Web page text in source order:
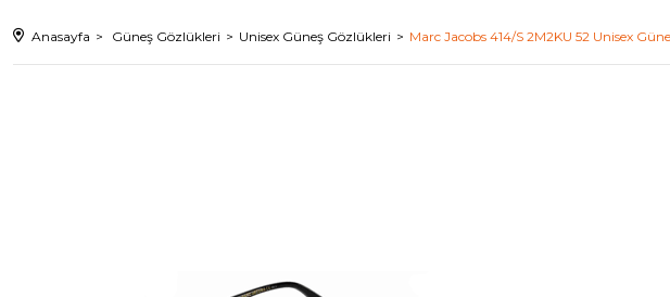
Anasayfa Güneş Gözlükleri Unisex Güneş Gözlükleri Marc Jacobs 414/S 2M2KU 52 Unisex